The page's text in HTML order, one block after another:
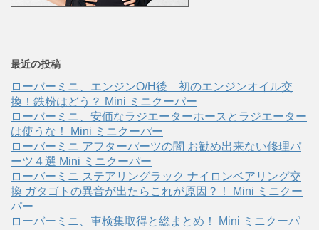
最近の投稿
ローバーミニ、エンジンO/H後 初のエンジンオイル交
換！鉄粉はどう？ Mini ミニクーパー
ローバーミニ、安価なラジエーターホースとラジエーター
は使うな！ Mini ミニクーパー
ローバーミニ アフターパーツの闇 お勧め出来ない修理パ
ーツ４選 Mini ミニクーパー
ローバーミニ ステアリングラック ナイロンベアリング交
換 ガタゴトの異音が出たらこれが原因？！ Mini ミニクー
パー
ローバーミニ、車検集取得と総まとめ！ Mini ミニクーパ